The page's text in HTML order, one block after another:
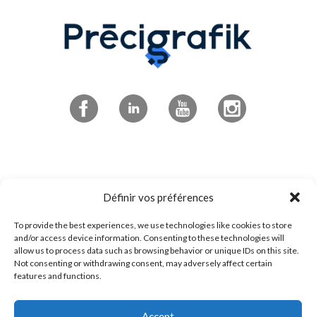
Définir vos préférences
To provide the best experiences, we use technologies like cookies to store
and/or access device information. Consenting to these technologies will
allow us to process data such as browsing behavior or unique IDs on this site.
Not consenting or withdrawing consent, may adversely affect certain
features and functions.
4545 boulevard de Portland
Sherbrooke, QC